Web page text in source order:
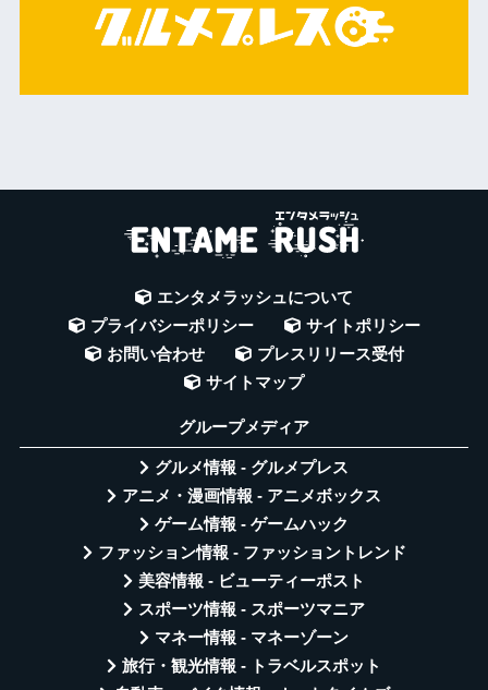
エンタメラッシュについて
プライバシーポリシー
サイトポリシー
お問い合わせ
プレスリリース受付
サイトマップ
グループメディア
グルメ情報 - グルメプレス
アニメ・漫画情報 - アニメボックス
ゲーム情報 - ゲームハック
ファッション情報 - ファッショントレンド
美容情報 - ビューティーポスト
スポーツ情報 - スポーツマニア
マネー情報 - マネーゾーン
旅行・観光情報 - トラベルスポット